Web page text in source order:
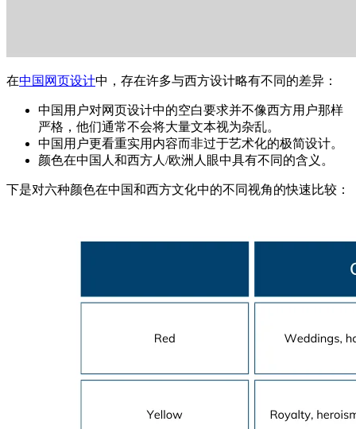
在中国网页设计中，存在许多与西方设计略有不同的差异：
中国用户对网页设计中的空白要求并不像西方用户那样
严格，他们通常不会将大量文本视为杂乱。
中国用户更看重实用内容而非过于艺术化的极简设计。
颜色在中国人和西方人/欧洲人眼中具有不同的含义。
下是对六种颜色在中国和西方文化中的不同视角的快速比较：